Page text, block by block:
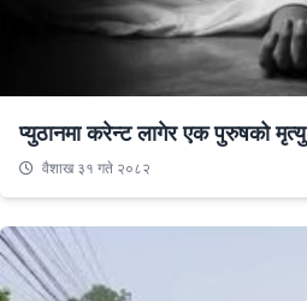
प्युठानमा करेन्ट लागेर एक पुरुषको मृत्यु
वैशाख ३१ गते २०८२